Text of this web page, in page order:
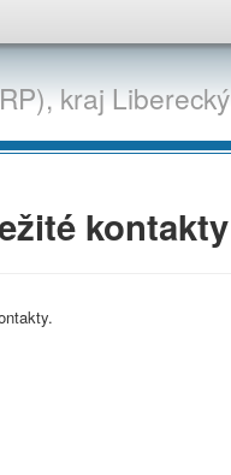
krajLiberecký
kontakty